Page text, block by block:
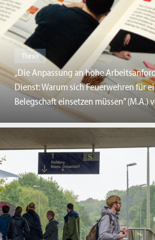
Thesis
„Die Anpassung an hohe
Dienst: Warum sich Feuerwehren für
Belegschaft einsetzen müssen” (M.A.)